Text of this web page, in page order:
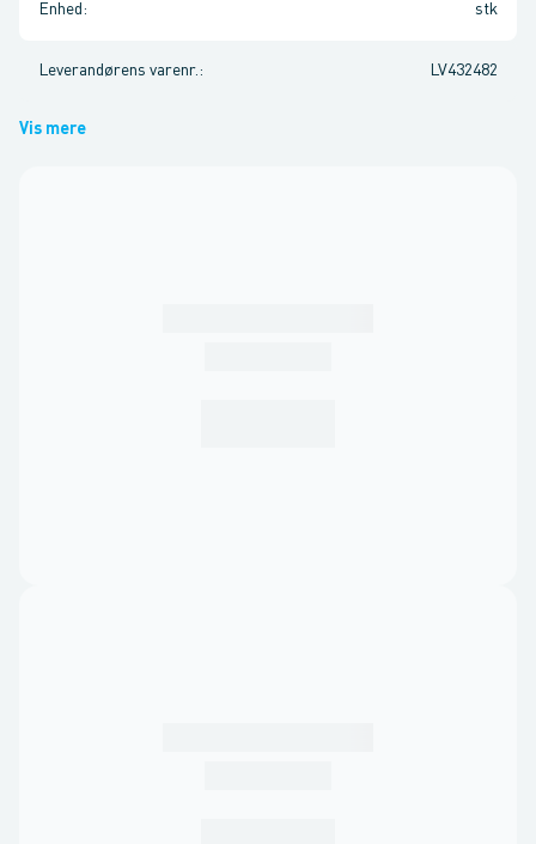
Enhed : stk
Leverandørens varenr. : LV432482
Vis mere